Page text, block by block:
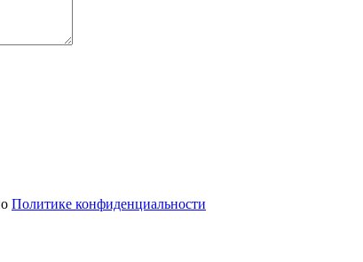
Политике конфиденциальности